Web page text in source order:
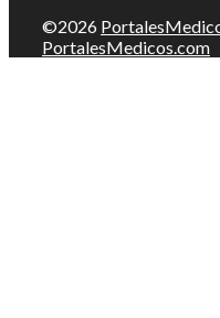
©2026
PortalesMedicos.com